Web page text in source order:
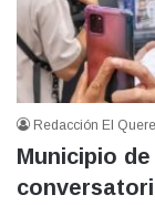
Redacción El
Municipio